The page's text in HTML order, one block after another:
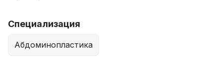
Специализация
Абдоминопластика